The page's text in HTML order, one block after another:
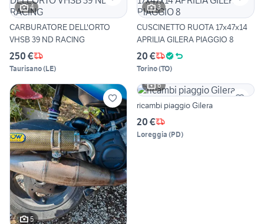
4
CARBURATORE DELL'ORTO
VHSB 39 ND RACING
250 €
Taurisano(LE)
3
CUSCINETTO RUOTA 17x47x14
APRILIA GILERA PIAGGIO 8
20 €
Torino(TO)
5
6
ricambi piaggio Gilera
20 €
Loreggia (PD)